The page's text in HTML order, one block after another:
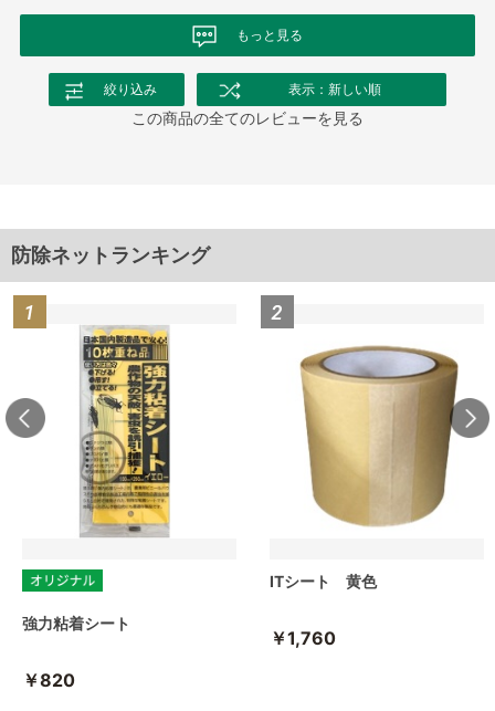
もっと見る
絞り込み 表示：新しい順
この商品の全てのレビューを見る
防除ネットランキング
強力粘着シート
￥820
ITシート 黄色
￥1,760